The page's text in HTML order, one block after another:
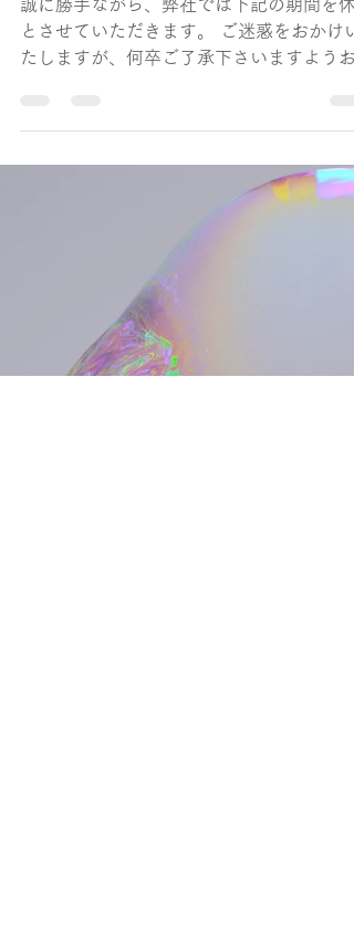
とさせていただきます。 ご迷惑をおかけい
たしますが、何卒ご了承下さいますようお
注文は可能ですが、出荷作業がお休みとな